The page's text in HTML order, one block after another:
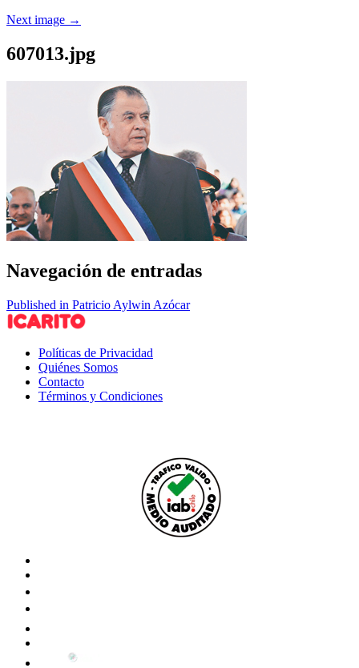
Next image →
607013.jpg
Navegación de entradas
Published in Patricio Aylwin Azócar
Políticas de Privacidad
Quiénes Somos
Contacto
Términos y Condiciones